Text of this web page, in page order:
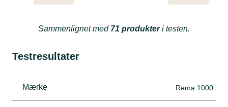
Sammenlignet med 71 produkteri testen.
Testresultater
Mærke Rema 1000